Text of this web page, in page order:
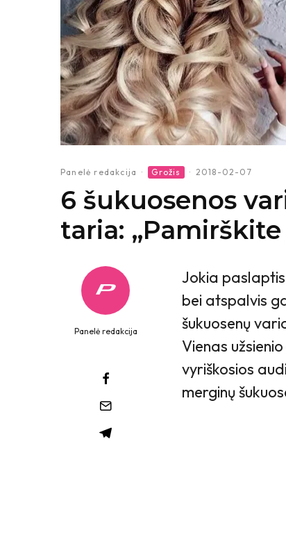
Panelė redakcija · Grožis · 2018-02-07
6 šukuosenos
taria: „Pamirškite
Panelė redakcija
Jokia
bei atspalvis
šukuosenų
Vienas
vyriškosios
merginų